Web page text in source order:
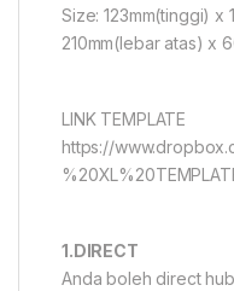
Size: 123mm(tinggi) x
210mm(lebar atas) x
LINK TEMPLATE
https://
1.DIRECT
Anda boleh direct